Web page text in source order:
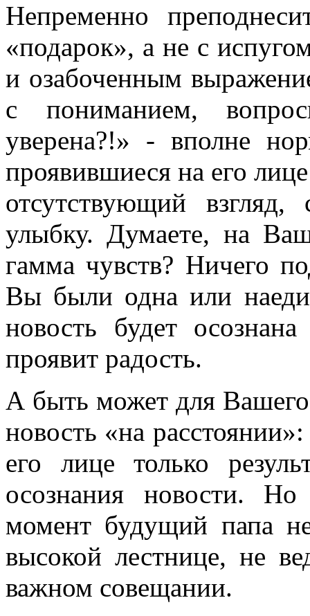
Непременно
«подарок», а не с
и озабоченным
с пониманием,
уверена?!» - вполне
проявившиеся на его
отсутствующий
улыбку. Думаете, на
гамма чувств? Ничего
Вы были одна или
новость будет
проявит радость.
А быть может для
новость «на
его лице только
осознания новости.
момент будущий папа
высокой лестнице, не
важном совещании.